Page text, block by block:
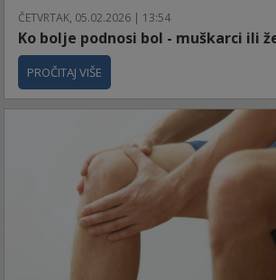
ČETVRTAK, 05.02.2026 | 13:54
Ko bolje podnosi bol - muškarci ili
PROČITAJ VIŠE